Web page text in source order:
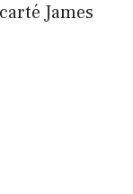
James